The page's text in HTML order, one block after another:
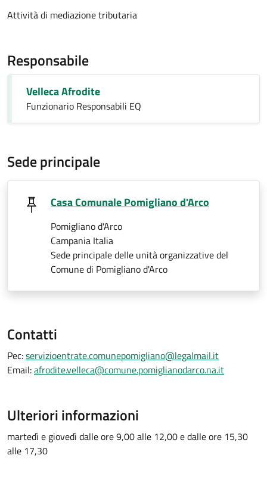
Attività di mediazione tributaria
Responsabile
Velleca Afrodite
Funzionario Responsabili EQ
Sede principale
Casa Comunale Pomigliano d'Arco
Pomigliano d'Arco
Campania Italia
Sede principale delle unità organizzative del
Comune di Pomigliano d'Arco
Contatti
Pec:servizioentrate.comunepomigliano@legalmail.it
Email:afrodite.velleca@comune.pomiglianodarco.na.it
Ulteriori informazioni
martedì e giovedì dalle ore 9,00 alle 12,00 e dalle ore 15,30
alle 17,30